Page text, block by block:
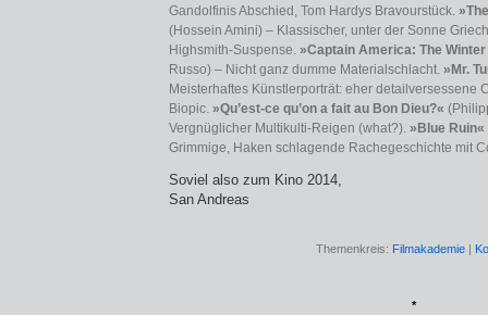
Gandolfinis Abschied, Tom Hardys Bravourstück.
(Hossein Amini) – Klassischer, unter der Sonne
Highsmith-Suspense. »Captain America: The
Russo) – Nicht ganz dumme Materialschlacht. »Mr.
Meisterhaftes Künstler­porträt: eher detailversessene
Biopic. »Qu’est-ce qu’on a fait au Bon Dieu?«
Vergnüglicher Multikulti-Reigen (what?). »Blue Ruin«
Grimmige, Haken schlagende Rachegeschichte mit
Soviel also zum Kino 2014,
San Andreas
Themenkreis: Filmakademie |
*